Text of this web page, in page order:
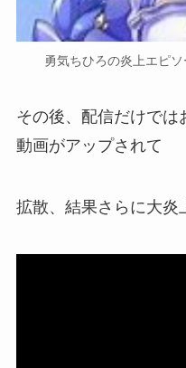
勇気ちひろの炎上エピ
その後、配信だけでは
動画がアップされて
拡散、結果さらに大炎